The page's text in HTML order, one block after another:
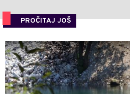
PROČITAJ JOŠ